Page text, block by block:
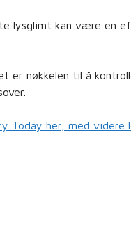
lysglimt kan være en
er nøkkelen til å
Today her, med